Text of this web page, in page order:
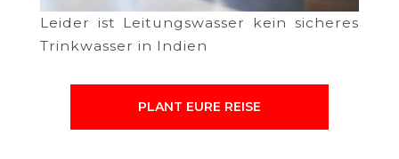
Leider ist Leitungswasser kein sicheres
Trinkwasser in Indien
PLANT EURE REISE